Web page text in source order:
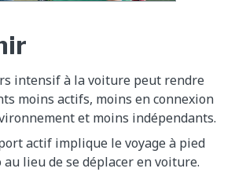
intensif à la voiture peut rendre
moins actifs, moins en connexion
et moins indépendants.
actif implique le voyage à pied
au lieu de se déplacer en voiture.